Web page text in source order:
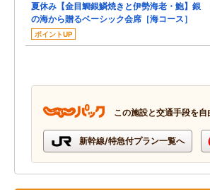
夏休み【金目鯛銀鱗焼きと伊勢海老・鮑】銀
の海から贈るベーシック会席［海コース］
ポイントUP
この施設と交通手段を
新幹線/特急付プラン一覧へ